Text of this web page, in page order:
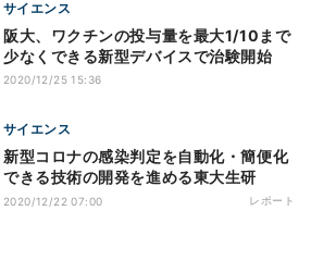
サイエンス
阪大、ワクチンの投与量を最大1/10まで
少なくできる新型デバイスで治験開始
2020/12/25 15:36
サイエンス
新型コロナの感染判定を自動化・簡便化
できる技術の開発を進める東大生研
2020/12/22 07:00 レポート